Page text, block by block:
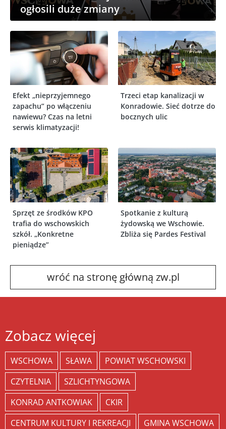
ogłosili duże zmiany
Efekt „nieprzyjemnego
zapachu” po włączeniu
nawiewu? Czas na letni
serwis klimatyzacji!
Trzeci etap kanalizacji w
Konradowie. Sieć dotrze do
bocznych ulic
Sprzęt ze środków KPO
trafia do wschowskich
szkół. „Konkretne
pieniądze”
Spotkanie z kulturą
żydowską we Wschowie.
Zbliża się Pardes Festival
wróć na stronę główną zw.pl
Zobacz więcej
WSCHOWA SŁAWA
POWIAT WSCHOWSKI
CZYTELNIA
SZLICHTYNGOWA
KONRAD ANTKOWIAK
CKIR
CENTRUM KULTURY I REKREACJI
GMINA WSCHOWA